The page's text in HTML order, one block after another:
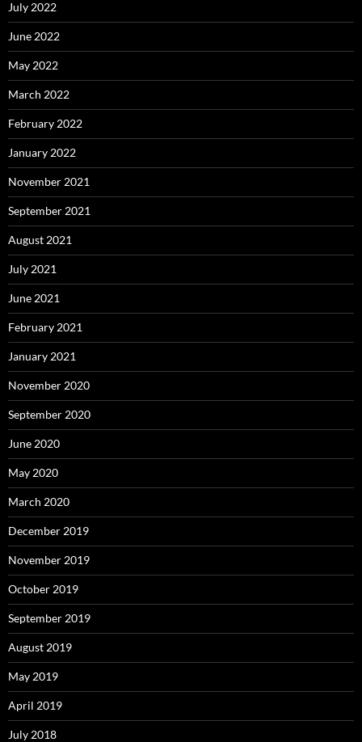
July 2022
June 2022
May 2022
March 2022
February 2022
January 2022
November 2021
September 2021
August 2021
July 2021
June 2021
February 2021
January 2021
November 2020
September 2020
June 2020
May 2020
March 2020
December 2019
November 2019
October 2019
September 2019
August 2019
May 2019
April 2019
July 2018